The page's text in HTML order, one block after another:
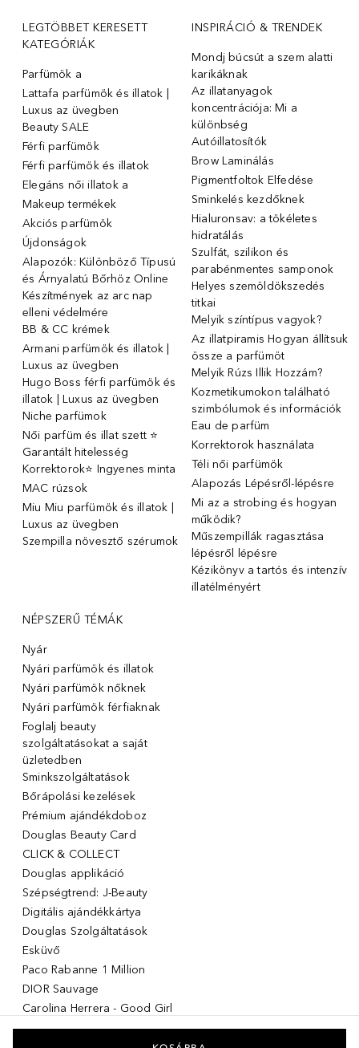
LEGTÖBBET KERESETT
KATEGÓRIÁK
Parfümök ️a
Lattafa parfümök és illatok |
Luxus az üvegben
Beauty SALE
Férfi parfümök
Férfi parfümök és illatok
Elegáns női illatok ️a
Makeup termékek
Akciós parfümök
Újdonságok
Alapozók: Különböző Típusú
és Árnyalatú Bőrhöz Online
Készítmények az arc nap
elleni védelmére
BB & CC krémek
Armani parfümök és illatok |
Luxus az üvegben
Hugo Boss férfi parfümök és
illatok | Luxus az üvegben
Niche parfümok
Női parfüm és illat szett ⭐
Garantált hitelesség
Korrektorok⭐ Ingyenes minta
MAC rúzsok
Miu Miu parfümök és illatok |
Luxus az üvegben
Szempilla növesztő szérumok
INSPIRÁCIÓ & TRENDEK
Mondj búcsút a szem alatti
karikáknak
Az illatanyagok
koncentrációja: Mi a
különbség
Autóillatosítók
Brow Laminálás
Pigmentfoltok Elfedése
Sminkelés kezdőknek
Hialuronsav: a tökéletes
hidratálás
Szulfát, szilikon és
parabénmentes samponok
Helyes szemöldökszedés
titkai
Melyik színtípus vagyok?
Az illatpiramis Hogyan állítsuk
össze a parfümöt
Melyik Rúzs Illik Hozzám?
Kozmetikumokon található
szimbólumok és információk
Eau de parfüm
Korrektorok használata
Téli női parfümök
Alapozás Lépésről-lépésre
Mi az a strobing és hogyan
működik?
Műszempillák ragasztása
lépésről lépésre
Kézikönyv a tartós és intenzív
illatélményért
NÉPSZERŰ TÉMÁK
Nyár
Nyári parfümök és illatok
Nyári parfümök nőknek
Nyári parfümök férfiaknak
Foglalj beauty
szolgáltatásokat a saját
üzletedben
Sminkszolgáltatások
Bőrápolási kezelések
Prémium ajándékdoboz
Douglas Beauty Card
CLICK & COLLECT
Douglas applikáció
Szépségtrend: J-Beauty
Digitális ajándékkártya
Douglas Szolgáltatások
Esküvő
Paco Rabanne 1 Million
DIOR Sauvage
Carolina Herrera - Good Girl
Giorgio Armani Stronger with